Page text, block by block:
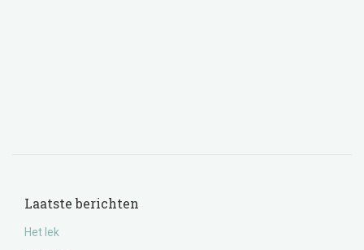
Laatste berichten
Het lek